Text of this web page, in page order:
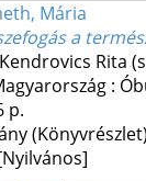
Mária
a
Rita
:
p.